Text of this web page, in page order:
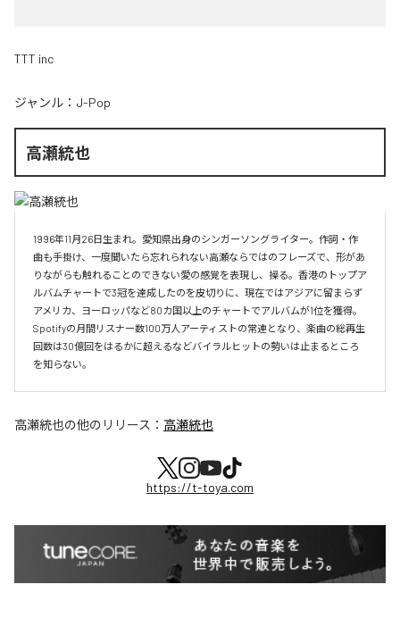
TTT inc
ジャンル： J-Pop
高瀬統也
1996年11月26日生まれ。愛知県出身のシンガーソングライター。作詞・作
曲も手掛け、一度聞いたら忘れられない高瀬ならではのフレーズで、形があ
りながらも触れることのできない愛の感覚を表現し、操る。香港のトップア
ルバムチャートで3冠を達成したのを皮切りに、現在ではアジアに留まらず
アメリカ、ヨーロッパなど80カ国以上のチャートでアルバムが1位を獲得。
Spotifyの月間リスナー数100万人アーティストの常連となり、楽曲の総再生
回数は30億回をはるかに超えるなどバイラルヒットの勢いは止まるところ
を知らない。
高瀬統也の他のリリース： 高瀬統也
https://t-toya.com